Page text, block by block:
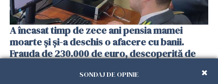
A încasat timp de zece ani pensia mamei
moarte și și-a deschis o afacere cu banii.
Frauda de 230.000 de euro, descoperită de
SONDAJ DE OPINIE